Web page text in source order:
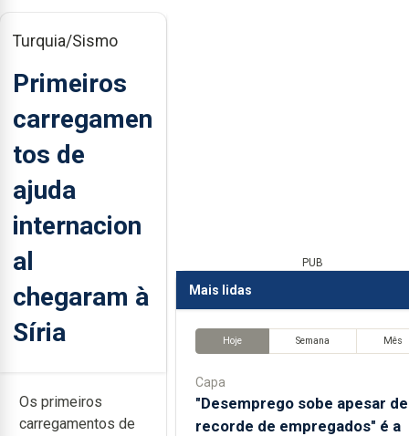
Turquia/Sismo
Primeiros
carregamen
tos de
ajuda
internacion
al
chegaram à
Síria
Os primeiros
carregamentos de
PUB
Mais lidas
Hoje Semana Mês
Capa
"Desemprego sobe apesar de
recorde de empregados" é a